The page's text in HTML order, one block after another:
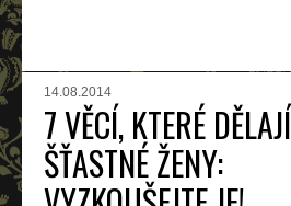
14.08.2014
7 VĚCÍ, KTERÉ DĚLAJÍ
ŠŤASTNÉ ŽENY: